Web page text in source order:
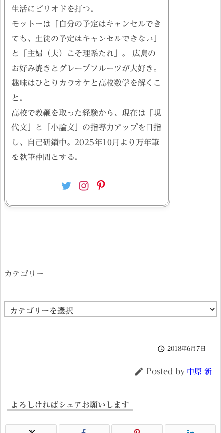
生活にピリオドを打つ。
モットーは「自分の予定はキャンセルでき
ても、生徒の予定はキャンセルできない」
と「主婦（夫）こそ理系たれ」。 広島の
お好み焼きとグレープフルーツが大好き。
趣味はひとりカラオケと高校数学を解くこ
と。
高校で教鞭を取った経験から、現在は「現
代文」と「小論文」の指導力アップを目指
し、自己研鑽中。2025年10月より万年筆
を執筆仲間とする。
カテゴリー
カ
 2018年6月7日
 Posted by 中原 新
よろしければシェアお願いします